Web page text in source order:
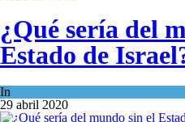
¿Qué sería del
Estado de
In
29 abril 2020